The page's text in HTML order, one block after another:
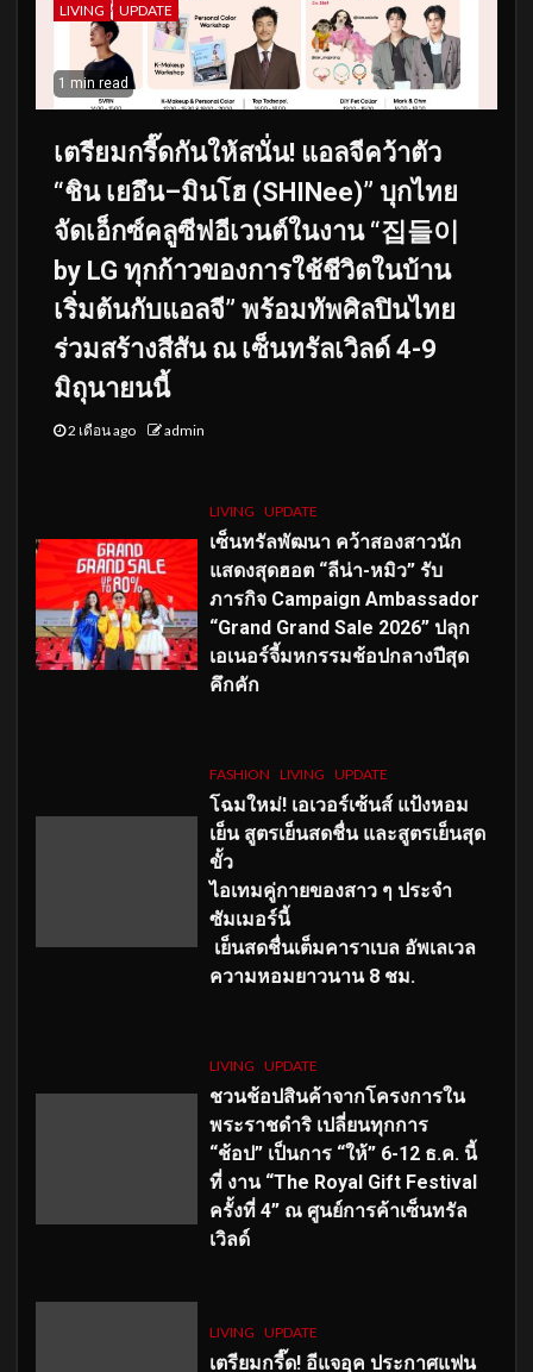
LIVING UPDATE
1 min read
เตรียมกรี๊ดกันให้สนั่น! แอลจีคว้าตัว
“ชิน เยอึน–มินโฮ (SHINee)” บุกไทย
จัดเอ็กซ์คลูซีฟอีเวนต์ในงาน “집들이
by LG ทุกก้าวของการใช้ชีวิตในบ้าน
เริ่มต้นกับแอลจี” พร้อมทัพศิลปินไทย
ร่วมสร้างสีสัน ณ เซ็นทรัลเวิลด์ 4-9
มิถุนายนนี้
2 เดือน ago admin
LIVING UPDATE
เซ็นทรัลพัฒนา คว้าสองสาวนัก
แสดงสุดฮอต “ลีน่า-หมิว” รับ
ภารกิจ Campaign Ambassador
“Grand Grand Sale 2026” ปลุก
เอเนอร์จี้มหกรรมช้อปกลางปีสุด
คึกคัก
FASHION LIVING UPDATE
โฉมใหม่! เอเวอร์เซ้นส์ แป้งหอม
เย็น สูตรเย็นสดชื่น และสูตรเย็นสุด
ขั้ว
ไอเทมคู่กายของสาว ๆ ประจำ
ซัมเมอร์นี้
เย็นสดชื่นเต็มคาราเบล อัพเลเวล
ความหอมยาวนาน 8 ชม.
LIVING UPDATE
ชวนช้อปสินค้าจากโครงการใน
พระราชดำริ เปลี่ยนทุกการ
“ช้อป” เป็นการ “ให้” 6-12 ธ.ค. นี้
ที่ งาน “The Royal Gift Festival
ครั้งที่ 4” ณ ศูนย์การค้าเซ็นทรัล
เวิลด์
LIVING UPDATE
เตรียมกรี๊ด! อีแจอุค ประกาศแฟน